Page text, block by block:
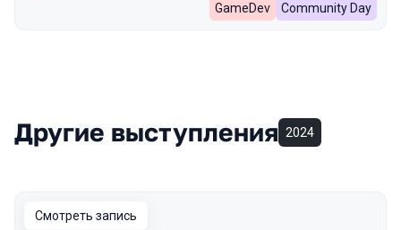
GameDev Community Day
Другие выступления 2024
Смотреть запись